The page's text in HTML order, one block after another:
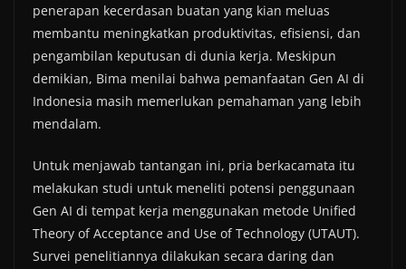
penerapan kecerdasan buatan yang kian meluas
membantu meningkatkan produktivitas, efisiensi, dan
pengambilan keputusan di dunia kerja. Meskipun
demikian, Bima menilai bahwa pemanfaatan Gen AI di
Indonesia masih memerlukan pemahaman yang lebih
mendalam.
Untuk menjawab tantangan ini, pria berkacamata itu
melakukan studi untuk meneliti potensi penggunaan
Gen AI di tempat kerja menggunakan metode Unified
Theory of Acceptance and Use of Technology (UTAUT).
Survei penelitiannya dilakukan secara daring dan